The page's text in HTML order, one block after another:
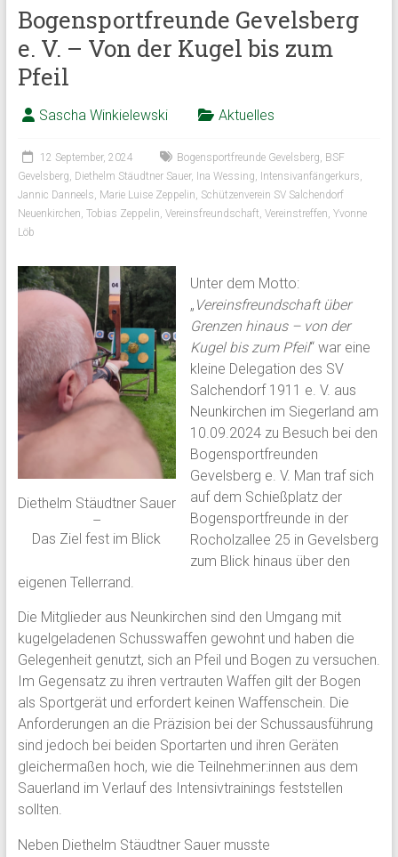
Bogensportfreunde Gevelsberg
e. V. – Von der Kugel bis zum
Pfeil
Sascha Winkielewski Aktuelles
12 September, 2024 Bogensportfreunde Gevelsberg, BSF
Gevelsberg, Diethelm Stäudtner Sauer, Ina Wessing, Intensivanfängerkurs,
Jannic Danneels, Marie Luise Zeppelin, Schützenverein SV Salchendorf
Neuenkirchen, Tobias Zeppelin, Vereinsfreundschaft, Vereinstreffen, Yvonne
Löb
Diethelm Stäudtner Sauer
–
Das Ziel fest im Blick
Unter dem Motto:
„ Vereinsfreundschaft über
Grenzen hinaus – von der
Kugel bis zum Pfeil“ war eine
kleine Delegation des SV
Salchendorf 1911 e. V. aus
Neunkirchen im Siegerland am
10.09.2024 zu Besuch bei den
Bogensportfreunden
Gevelsberg e. V. Man traf sich
auf dem Schießplatz der
Bogensportfreunde in der
Rocholzallee 25 in Gevelsberg
zum Blick hinaus über den
eigenen Tellerrand.
Die Mitglieder aus Neunkirchen sind den Umgang mit
kugelgeladenen Schusswaffen gewohnt und haben die
Gelegenheit genutzt, sich an Pfeil und Bogen zu versuchen.
Im Gegensatz zu ihren vertrauten Waffen gilt der Bogen
als Sportgerät und erfordert keinen Waffenschein. Die
Anforderungen an die Präzision bei der Schussausführung
sind jedoch bei beiden Sportarten und ihren Geräten
gleichermaßen hoch, wie die Teilnehmer:innen aus dem
Sauerland im Verlauf des Intensivtrainings feststellen
sollten.
Neben Diethelm Stäudtner Sauer musste